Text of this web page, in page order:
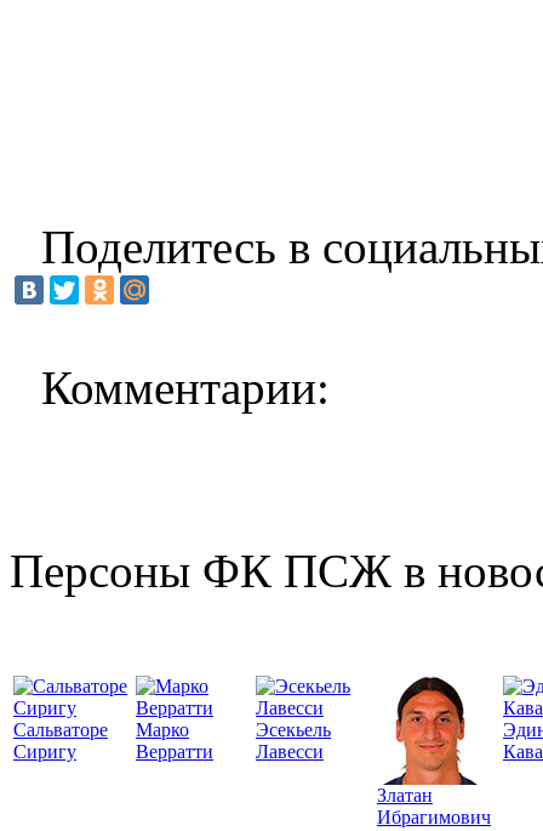
Поделитесь в
Комментарии:
Персоны ФК ПСЖ в
Сальваторе
Сиригу
Марко
Верратти
Эсекьель
Лавесси
Златан
Ибрагимович